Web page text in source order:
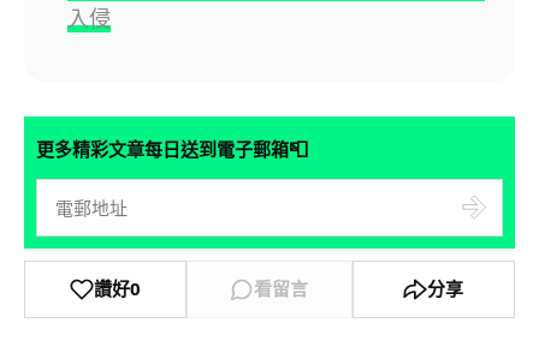
入侵
更多精彩文章每日送到電子郵箱📮
讚好0 看留言 分享